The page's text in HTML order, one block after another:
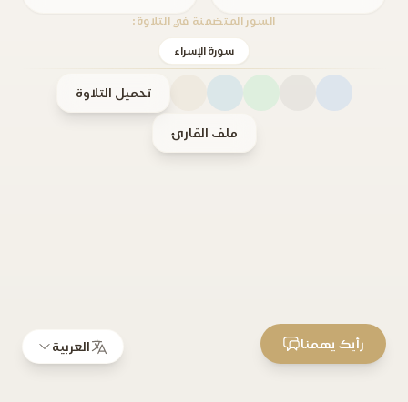
السور المتضمنة في التلاوة:
سورة الإسراء
تحميل التلاوة
ملف القارئ
العربية رأيك يهمنا